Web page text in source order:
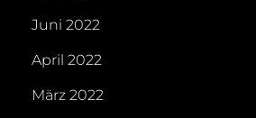
Juni 2022
April 2022
März 2022